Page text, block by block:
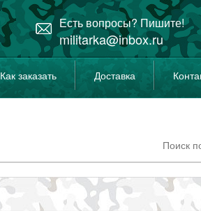
Есть вопросы? Пишите!
militarka@inbox.ru
Как заказать Доставка